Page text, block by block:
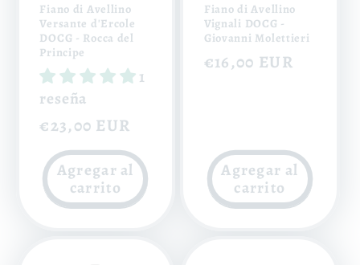
Fiano di Avellino
Versante d'Ercole
DOCG - Rocca del
Principe
1
reseña
Precio
habitual
€23,00 EUR
Agregar al
carrito
Fiano di Avellino
Vignali DOCG -
Giovanni Molettieri
Precio
€16,00 EUR
Agregar al
carrito